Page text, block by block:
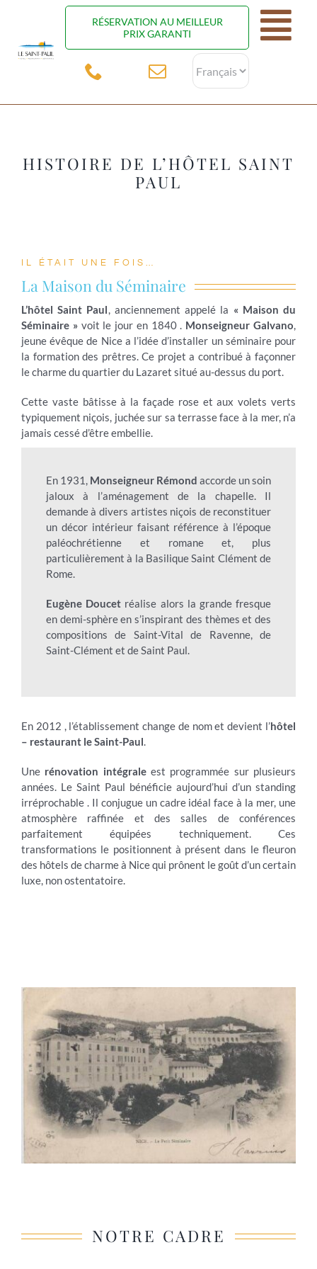
contenu
Chambres
Activités
Contact
Français
RÉSERVATION AU MEILLEUR
PRIX GARANTI
Choisir
une
HISTOIRE DE L’HÔTEL SAINT
PAUL
IL ÉTAIT UNE FOIS…
La Maison du Séminaire
L’hôtel Saint Paul, anciennement appelé la « Maison du
Séminaire »voit le jour en 1840 . Monseigneur Galvano,
jeune évêque de Nice a l’idée d’installer un séminaire pour
la formation des prêtres. Ce projet a contribué à façonner
le charme du quartier du Lazaret situé au-dessus du port.
Cette vaste bâtisse à la façade rose et aux volets verts
typiquement niçois, juchée sur sa terrasse face à la mer, n’a
jamais cessé d’être embellie.
En 1931, Monseigneur Rémond accorde un soin
jaloux à l’aménagement de la chapelle. Il
demande à divers artistes niçois de reconstituer
un décor intérieur faisant référence à l’époque
paléochrétienne et romane et, plus
particulièrement à la Basilique Saint Clément de
Rome.
Eugène Doucet réalise alors la grande fresque
en demi-sphère en s’inspirant des thèmes et des
compositions de Saint-Vital de Ravenne, de
Saint-Clément et de Saint Paul.
En 2012 , l’établissement change de nom et devient l’hôtel
– restaurant le Saint-Paul.
Une rénovation intégraleest programmée sur plusieurs
années. Le Saint Paul bénéficie aujourd’hui d’un standing
irréprochable . Il conjugue un cadre idéal face à la mer, une
atmosphère raffinée et des salles de conférences
parfaitement équipées techniquement. Ces
transformations le positionnent à présent dans le fleuron
des hôtels de charme à Nice qui prônent le goût d’un certain
luxe, non ostentatoire.
NOTRE CADRE